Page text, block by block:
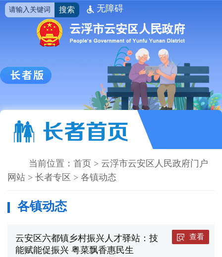
搜索 无障碍
当前位置： 首页 > 云浮市云安区人民政府门户
网站 > 长者专区 > 各镇动态
各镇动态
云安区六都镇乡村振兴人才驿站：技
能赋能促振兴 粤菜飘香惠民生
查看